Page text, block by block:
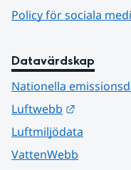
Policy för sociala
Datavärdskap
Nationella
Luftwebb
Luftmiljödata
VattenWebb